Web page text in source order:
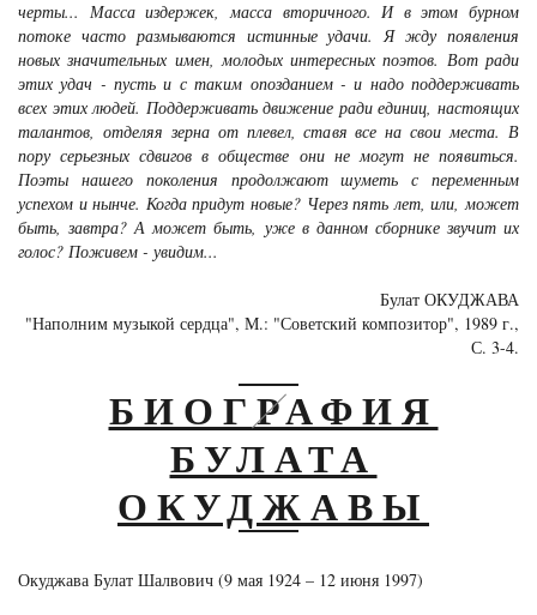
черты... Масса издержек, масса вторичного. И в этом бурном
потоке часто размываются истинные удачи. Я жду появления
новых значительных имен, молодых интересных поэтов. Вот ради
этих удач - пусть и с таким опозданием - и надо поддерживать
всех этих людей. Поддерживать движение ради единиц, настоящих
талантов, отделяя зерна от плевел, ставя все на свои места. В
пору серьезных сдвигов в обществе они не могут не появиться.
Поэты нашего поколения продолжают шуметь с переменным
успехом и нынче. Когда придут новые? Через пять лет, или, может
быть, завтра? А может быть, уже в данном сборнике звучит их
голос? Поживем - увидим...
Булат ОКУДЖАВА
"Наполним музыкой сердца", М.: "Советский композитор", 1989 г.,
С. 3-4.
БИОГРАФИЯ
БУЛАТА
ОКУДЖАВЫ
Окуджава Булат Шалвович (9 мая 1924 – 12 июня 1997)